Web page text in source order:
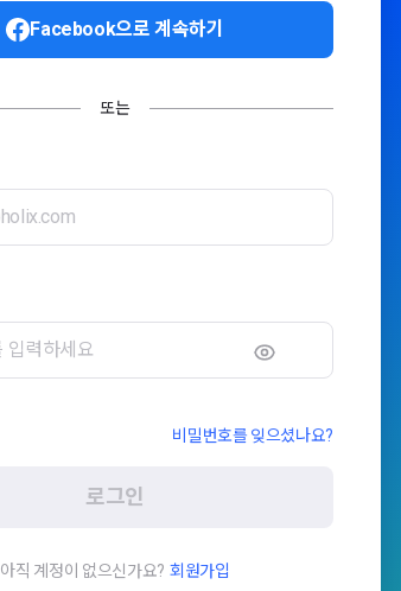
Facebook으로 계속하기
또는
비밀번호를 잊으셨나요?
로그인
아직 계정이 없으신가요? 회원가입